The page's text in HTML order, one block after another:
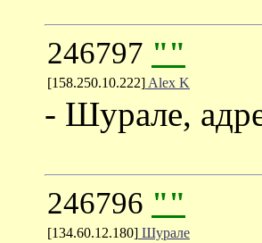
246797 ""
[158.250.10.222] Alex K
- Шурале,
246796 ""
[134.60.12.180] Шурале